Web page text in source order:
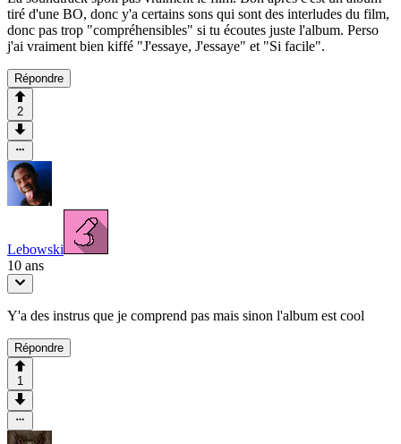
tiré d'une BO, donc y'a certains sons qui sont des interludes du film,
donc pas trop "compréhensibles" si tu écoutes juste l'album. Perso
j'ai vraiment bien kiffé "J'essaye, J'essaye" et "Si facile".
Répondre
2
Lebowski
10 ans
Y'a des instrus que je comprend pas mais sinon l'album est cool
Répondre
1